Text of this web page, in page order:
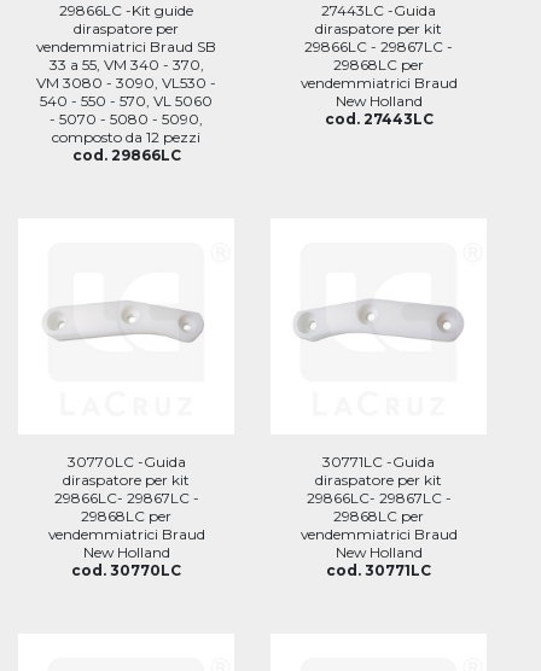
29866LC -Kit guide
diraspatore per
vendemmiatrici Braud SB
33 a 55, VM 340 - 370,
VM 3080 - 3090, VL530 -
540 - 550 - 570, VL 5060
- 5070 - 5080 - 5090,
composto da 12 pezzi
cod. 29866LC
27443LC -Guida
diraspatore per kit
29866LC - 29867LC -
29868LC per
vendemmiatrici Braud
New Holland
cod. 27443LC
30770LC -Guida
diraspatore per kit
29866LC- 29867LC -
29868LC per
vendemmiatrici Braud
New Holland
cod. 30770LC
30771LC -Guida
diraspatore per kit
29866LC- 29867LC -
29868LC per
vendemmiatrici Braud
New Holland
cod. 30771LC